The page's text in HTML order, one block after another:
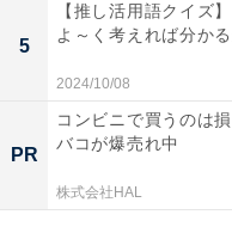
5
【推し活用語クイズ
よ～く考えれば分かる
2024/10/08
PR
コンビニで買うのは
バコが爆売れ中
株式会社HAL